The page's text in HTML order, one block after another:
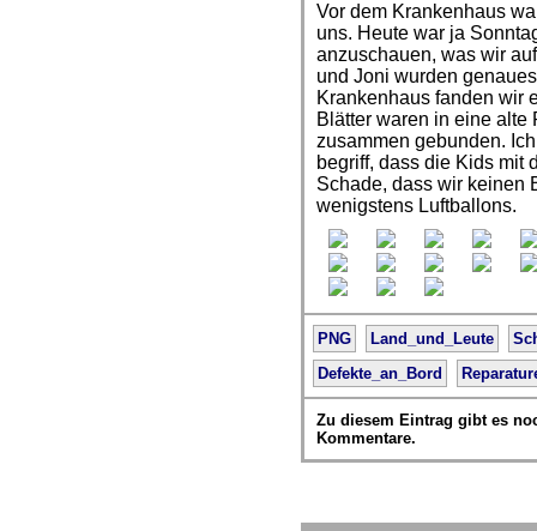
Vor dem Krankenhaus
uns. Heute war ja
anzuschauen, was wir
und Joni wurden
Krankenhaus fanden wir
Blätter waren in eine alte
zusammen gebunden.
begriff, dass die Kids mit
Schade, dass wir keinen
wenigstens Luftballons.
PNG Land_und_Leute
Defekte_an_Bord
Zu diesem Eintrag gibt es
Kommentare.